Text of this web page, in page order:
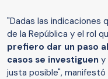
"Dadas las indicaciones
de la República y el rol
prefiero dar un paso
casos se investiguen y
justa posible", manifestó